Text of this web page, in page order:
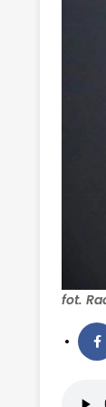
fot.